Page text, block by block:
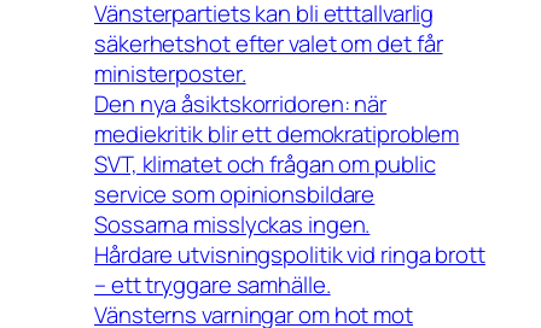
Vänsterpartiets kan bli etttallvarlig
säkerhetshot efter valet om det får
ministerposter.
Den nya åsiktskorridoren: när
mediekritik blir ett demokratiproblem
SVT, klimatet och frågan om public
service som opinionsbildare
Sossarna misslyckas ingen.
Hårdare utvisningspolitik vid ringa brott
– ett tryggare samhälle.
Vänsterns varningar om hot mot